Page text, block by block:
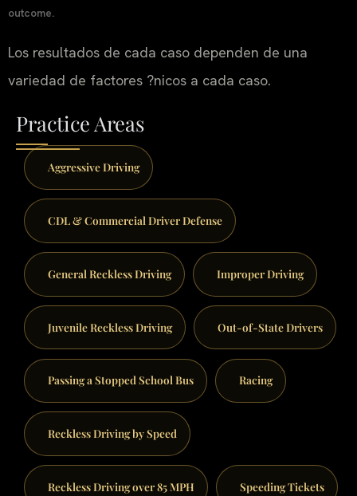
outcome.
Los resultados de cada caso dependen de una
variedad de factores ?nicos a cada caso.
Practice Areas
Aggressive Driving
CDL & Commercial Driver Defense
General Reckless Driving Improper Driving
Juvenile Reckless Driving Out-of-State Drivers
Passing a Stopped School Bus Racing
Reckless Driving by Speed
Reckless Driving over 85 MPH Speeding Tickets